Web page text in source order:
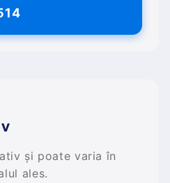
și poate varia în
ales.